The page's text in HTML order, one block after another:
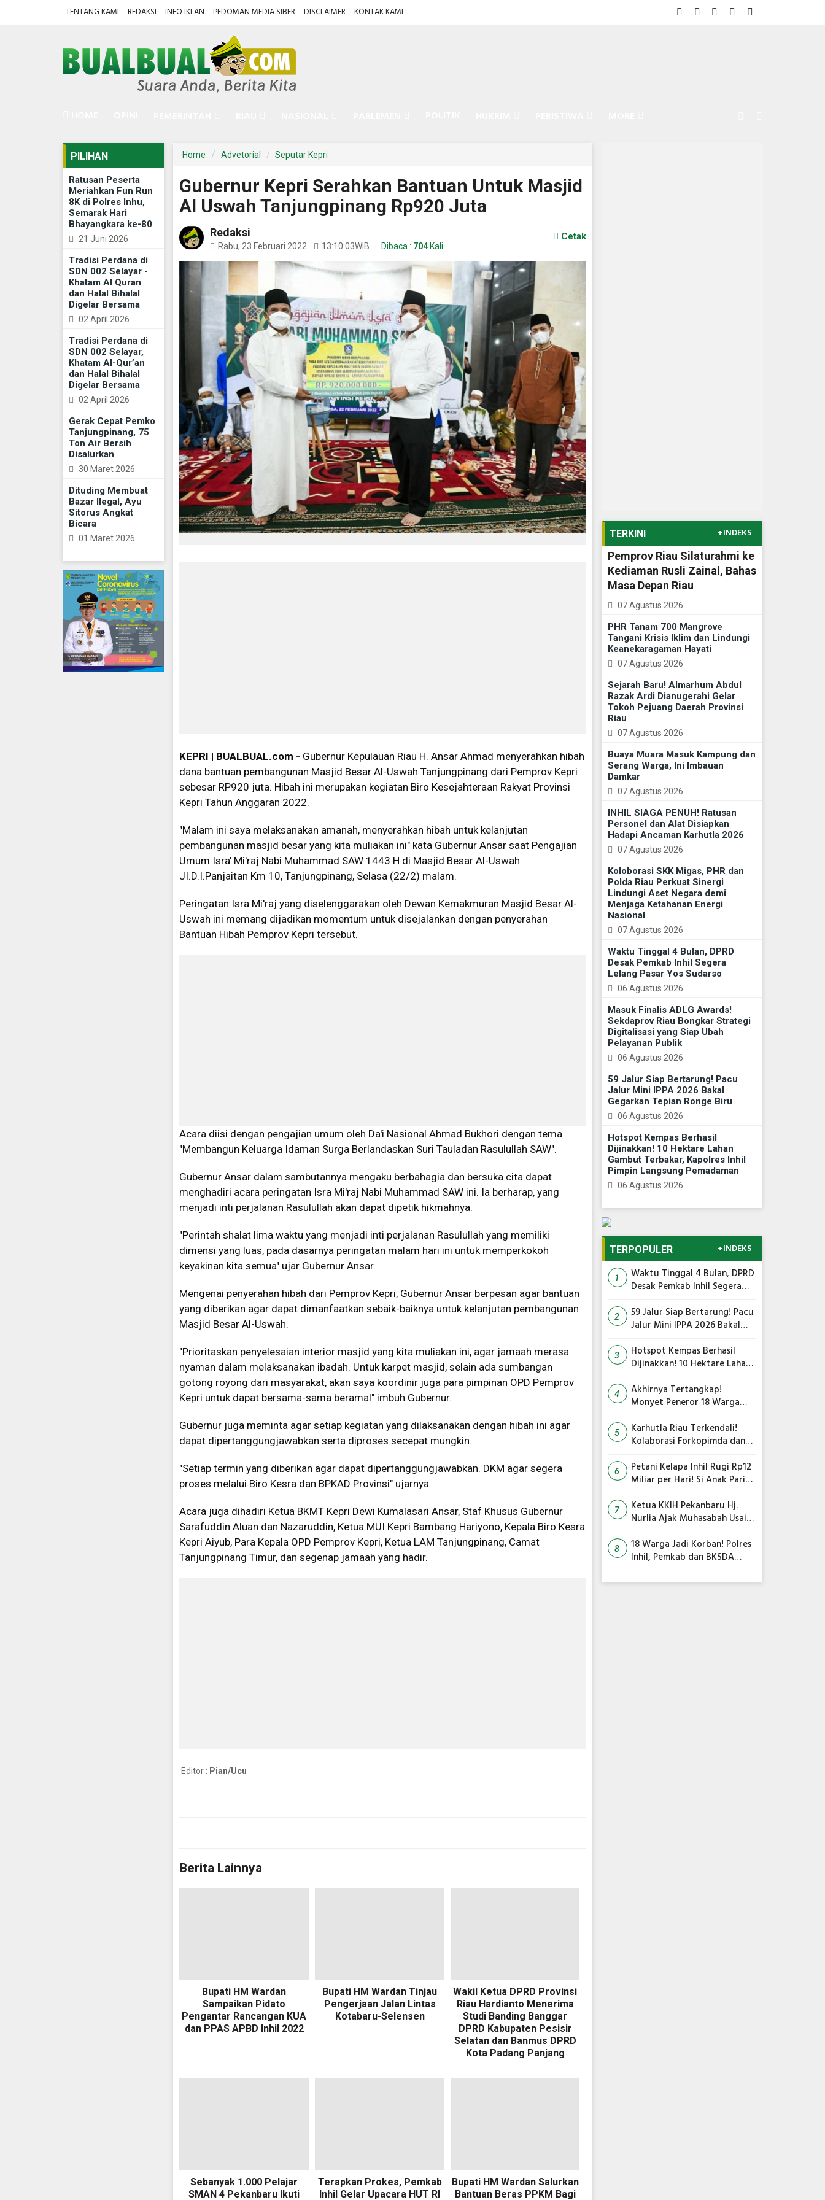
TENTANG KAMI REDAKSI INFO IKLAN PEDOMAN MEDIA SIBER DISCLAIMER KONTAK KAMI
PILIHAN
Ratusan Peserta
Meriahkan Fun Run
8K di Polres Inhu,
Semarak Hari
Bhayangkara ke-80
21 Juni 2026
Tradisi Perdana di
SDN 002 Selayar -
Khatam Al Quran
dan Halal Bihalal
Digelar Bersama
02 April 2026
Tradisi Perdana di
SDN 002 Selayar,
Khatam Al-Qur’an
dan Halal Bihalal
Digelar Bersama
02 April 2026
Gerak Cepat Pemko
Tanjungpinang, 75
Ton Air Bersih
Disalurkan
30 Maret 2026
Dituding Membuat
Bazar Ilegal, Ayu
Sitorus Angkat
Bicara
01 Maret 2026
Home Advetorial Seputar Kepri
Gubernur Kepri Serahkan Bantuan Untuk Masjid
Al Uswah Tanjungpinang Rp920 Juta
Redaksi
Rabu, 23 Februari 2022 13:10:03WIB Dibaca : 704 Kali
Cetak
KEPRI | BUALBUAL.com - Gubernur Kepulauan Riau H. Ansar Ahmad menyerahkan hibah
dana bantuan pembangunan Masjid Besar Al-Uswah Tanjungpinang dari Pemprov Kepri
sebesar RP920 juta. Hibah ini merupakan kegiatan Biro Kesejahteraan Rakyat Provinsi
Kepri Tahun Anggaran 2022.
"Malam ini saya melaksanakan amanah, menyerahkan hibah untuk kelanjutan
pembangunan masjid besar yang kita muliakan ini" kata Gubernur Ansar saat Pengajian
Umum Isra' Mi'raj Nabi Muhammad SAW 1443 H di Masjid Besar Al-Uswah
JI.D.I.Panjaitan Km 10, Tanjungpinang, Selasa (22/2) malam.
Peringatan Isra Mi'raj yang diselenggarakan oleh Dewan Kemakmuran Masjid Besar Al-
Uswah ini memang dijadikan momentum untuk disejalankan dengan penyerahan
Bantuan Hibah Pemprov Kepri tersebut.
Acara diisi dengan pengajian umum oleh Da'i Nasional Ahmad Bukhori dengan tema
"Membangun Keluarga Idaman Surga Berlandaskan Suri Tauladan Rasulullah SAW".
Gubernur Ansar dalam sambutannya mengaku berbahagia dan bersuka cita dapat
menghadiri acara peringatan Isra Mi'raj Nabi Muhammad SAW ini. Ia berharap, yang
menjadi inti perjalanan Rasulullah akan dapat dipetik hikmahnya.
"Perintah shalat lima waktu yang menjadi inti perjalanan Rasulullah yang memiliki
dimensi yang luas, pada dasarnya peringatan malam hari ini untuk memperkokoh
keyakinan kita semua" ujar Gubernur Ansar.
Mengenai penyerahan hibah dari Pemprov Kepri, Gubernur Ansar berpesan agar bantuan
yang diberikan agar dapat dimanfaatkan sebaik-baiknya untuk kelanjutan pembangunan
Masjid Besar Al-Uswah.
"Prioritaskan penyelesaian interior masjid yang kita muliakan ini, agar jamaah merasa
nyaman dalam melaksanakan ibadah. Untuk karpet masjid, selain ada sumbangan
gotong royong dari masyarakat, akan saya koordinir juga para pimpinan OPD Pemprov
Kepri untuk dapat bersama-sama beramal" imbuh Gubernur.
Gubernur juga meminta agar setiap kegiatan yang dilaksanakan dengan hibah ini agar
dapat dipertanggungjawabkan serta diproses secepat mungkin.
"Setiap termin yang diberikan agar dapat dipertanggungjawabkan. DKM agar segera
proses melalui Biro Kesra dan BPKAD Provinsi" ujarnya.
Acara juga dihadiri Ketua BKMT Kepri Dewi Kumalasari Ansar, Staf Khusus Gubernur
Sarafuddin Aluan dan Nazaruddin, Ketua MUI Kepri Bambang Hariyono, Kepala Biro Kesra
Kepri Aiyub, Para Kepala OPD Pemprov Kepri, Ketua LAM Tanjungpinang, Camat
Tanjungpinang Timur, dan segenap jamaah yang hadir.
Editor : Pian/Ucu
Berita Lainnya
Bupati HM Wardan
Sampaikan Pidato
Pengantar Rancangan KUA
dan PPAS APBD Inhil 2022
Bupati HM Wardan Tinjau
Pengerjaan Jalan Lintas
Kotabaru-Selensen
Wakil Ketua DPRD Provinsi
Riau Hardianto Menerima
Studi Banding Banggar
DPRD Kabupaten Pesisir
Selatan dan Banmus DPRD
Kota Padang Panjang
Sebanyak 1.000 Pelajar
SMAN 4 Pekanbaru Ikuti
Terapkan Prokes, Pemkab
Inhil Gelar Upacara HUT RI
Bupati HM Wardan Salurkan
Bantuan Beras PPKM Bagi
TERKINI +INDEKS
Pemprov Riau Silaturahmi ke
Kediaman Rusli Zainal, Bahas
Masa Depan Riau
07 Agustus 2026
PHR Tanam 700 Mangrove
Tangani Krisis Iklim dan Lindungi
Keanekaragaman Hayati
07 Agustus 2026
Sejarah Baru! Almarhum Abdul
Razak Ardi Dianugerahi Gelar
Tokoh Pejuang Daerah Provinsi
Riau
07 Agustus 2026
Buaya Muara Masuk Kampung dan
Serang Warga, Ini Imbauan
Damkar
07 Agustus 2026
INHIL SIAGA PENUH! Ratusan
Personel dan Alat Disiapkan
Hadapi Ancaman Karhutla 2026
07 Agustus 2026
Koloborasi SKK Migas, PHR dan
Polda Riau Perkuat Sinergi
Lindungi Aset Negara demi
Menjaga Ketahanan Energi
Nasional
07 Agustus 2026
Waktu Tinggal 4 Bulan, DPRD
Desak Pemkab Inhil Segera
Lelang Pasar Yos Sudarso
06 Agustus 2026
Masuk Finalis ADLG Awards!
Sekdaprov Riau Bongkar Strategi
Digitalisasi yang Siap Ubah
Pelayanan Publik
06 Agustus 2026
59 Jalur Siap Bertarung! Pacu
Jalur Mini IPPA 2026 Bakal
Gegarkan Tepian Ronge Biru
06 Agustus 2026
Hotspot Kempas Berhasil
Dijinakkan! 10 Hektare Lahan
Gambut Terbakar, Kapolres Inhil
Pimpin Langsung Pemadaman
06 Agustus 2026
TERPOPULER +INDEKS
1
Waktu Tinggal 4 Bulan, DPRD
Desak Pemkab Inhil Segera
2
59 Jalur Siap Bertarung! Pacu
Jalur Mini IPPA 2026 Bakal
3
Hotspot Kempas Berhasil
Dijinakkan! 10 Hektare Lahan
Inhil Pimpin Langsung
Pemadaman
4
Akhirnya Tertangkap!
Monyet Peneror 18 Warga
5
Karhutla Riau Terkendali!
Kolaborasi Forkopimda dan
Utama
6
Petani Kelapa Inhil Rugi Rp12
Miliar per Hari! Si Anak Parit
Terus Anjlok
7
Ketua KKIH Pekanbaru Hj.
Nurlia Ajak Muhasabah Usai
Serangan Monyet di
Tembilahan
8
18 Warga Jadi Korban! Polres
Inhil, Pemkab dan BKSDA
Peneror Tembilahan